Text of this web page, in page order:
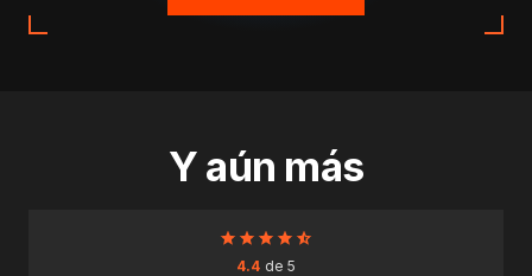
Y aún más
4.4 de 5